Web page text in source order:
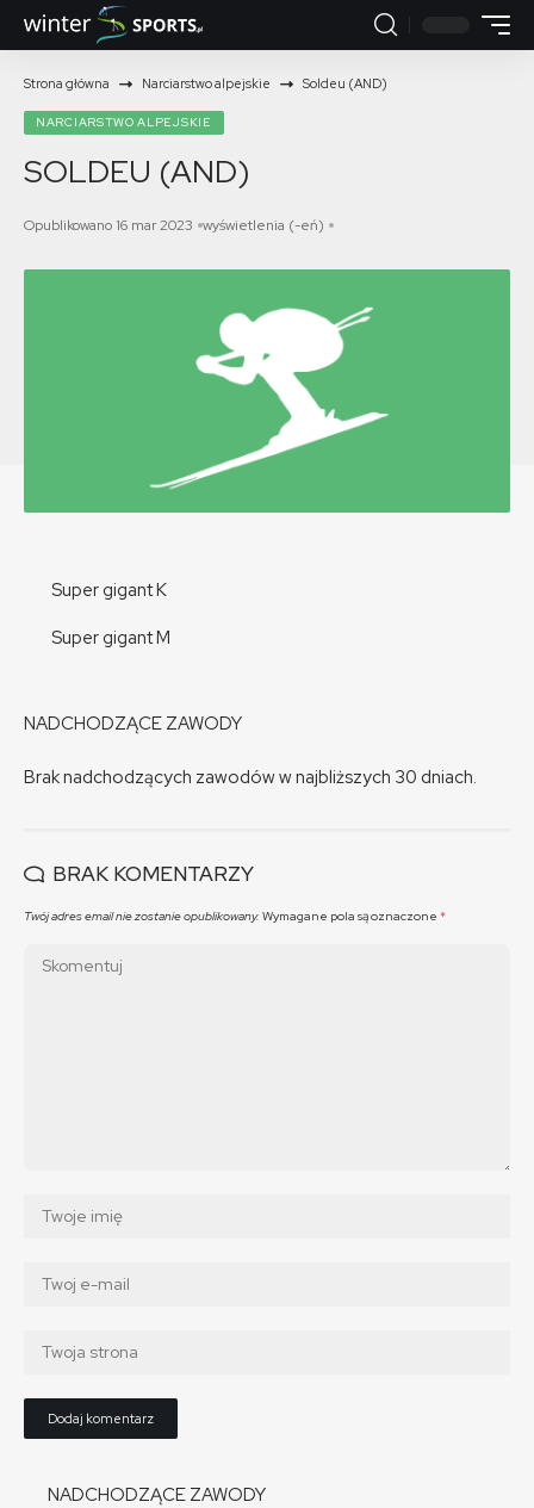
Strona główna Narciarstwo alpejskie Soldeu (AND)
NARCIARSTWO ALPEJSKIE
SOLDEU (AND)
Opublikowano 16 mar 2023 wyświetlenia (-eń)
Super gigant K
Super gigant M
NADCHODZĄCE ZAWODY
Brak nadchodzących zawodów w najbliższych 30 dniach.
BRAK KOMENTARZY
Twój adres email nie zostanie opublikowany. Wymagane pola są oznaczone *
NADCHODZĄCE ZAWODY